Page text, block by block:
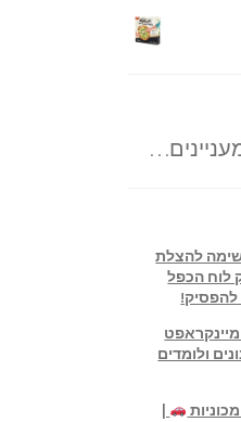
להצלת
לוח הכפל
להפסיק!
ולומדים
|